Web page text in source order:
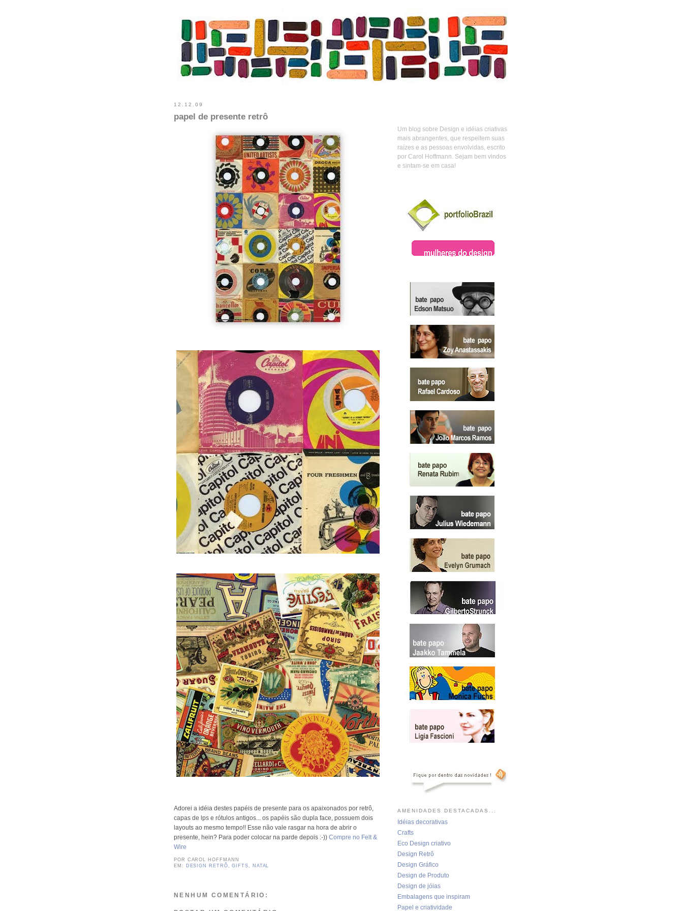
12.12.09
papel de presente retrô
Adorei a idéia destes papéis de presente para os apaixonados por retrô,
capas de lps e rótulos antigos... os papéis são dupla face, possuem dois
layouts ao mesmo tempo!! Esse não vale rasgar na hora de abrir o
presente, hein? Para poder colocar na parde depois :-)) Compre no Felt &
Wire
POR CAROL HOFFMANN
EM:
DESIGN RETRÔ ,GIFTS NATAL
NENHUM COMENTÁRIO:
Um blog sobre Design e idéias criativas
mais abrangentes, que respeitem suas
raízes e as pessoas envolvidas, escrito
por Carol Hoffmann. Sejam bem vindos
e sintam-se em casa!
AMENIDADES DESTACADAS...
Idéias decorativas
Crafts
Eco Design criativo
Design Retrô
Design Gráfico
Design de Produto
Design de jóias
Embalagens que inspiram
Papel e criatividade